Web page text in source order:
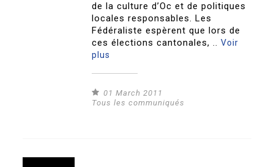
de la culture d’Oc et de politiques
locales responsables. Les
Fédéraliste espèrent que lors de
ces élections cantonales, ..Voir
plus
01 March 2011
Tous les communiqués